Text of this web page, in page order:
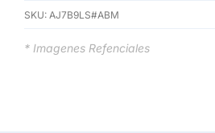
14”
SKU: AJ7B9LS#ABM
* Imagenes Refenciales